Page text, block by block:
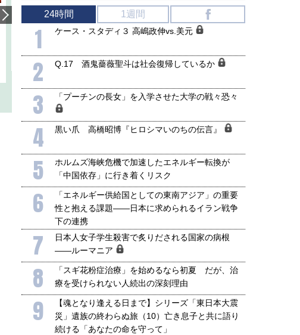
韓国にも理解してほしい「極東
1905年体制」における日米韓安
全保障協力の意味
千々和泰明
2026年5月15日
ホルムズ海峡危機で加速したエ
ネルギー転換が「中国依存」に
行き着くリスク
2026年5月14日
24時間 1週間
1 ケース・スタディ３ 高嶋政伸vs.美元
2 Q.17 酒鬼薔薇聖斗は社会復帰しているか
3 「プーチンの長女」を入学させた大学の戦々恐々
4 黒い爪 高橋昭博『ヒロシマいのちの伝言』
5
ホルムズ海峡危機で加速したエネルギー転換が
「中国依存」に行き着くリスク
6
「エネルギー供給国としての東南アジア」の重要
性と抱える課題――日本に求められるイラン戦争
下の連携
7
日本人女子学生殺害で炙りだされる国家の病根
――ルーマニア
8
「スギ花粉症治療」を始めるなら初夏 だが、治
療を受けられない人続出の深刻理由
9
【魂となり逢える日まで】シリーズ「東日本大震
災」遺族の終わらぬ旅（10）亡き息子と共に語り
続ける「あなたの命を守って」